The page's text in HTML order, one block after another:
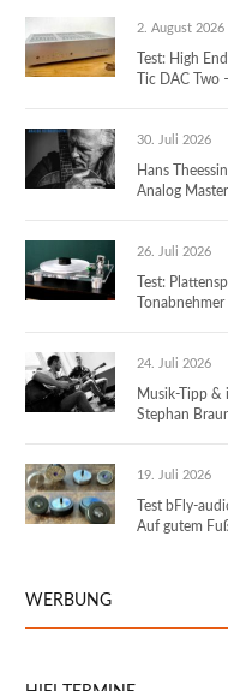
2. August 2026
Test: High
Tic DAC
30. Juli 2026
Hans
Analog
26. Juli 2026
Test:
Tonabnehmer
24. Juli 2026
Musik-Tipp &
Stephan
19. Juli 2026
Test bFly-
Auf gutem
WERBUNG